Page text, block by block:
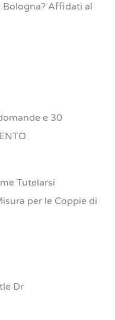
Affidati al
e 30
Tutelarsi
per le Coppie di
Dr